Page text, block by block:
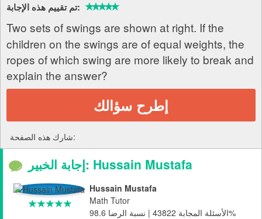
تم تقييم هذه الإجابة:
Two sets of swings are shown at right. If the
children on the swings are of equal weights, the
ropes of which swing are more likely to break and
explain the answer?
إطرح سؤالك
شارك هذه الصفحة:
إجابة الخبير: Hussain Mustafa
Hussain Mustafa
Math Tutor
الأسئلة المجابة 43822 | نسبة الرضا 98.6%